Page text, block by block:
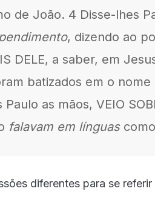
de João. 4 Disse-lhes
, dizendo ao
DELE, a saber, em
batizados em o
as mãos, VEIO
falavam em línguas
diferentes para se